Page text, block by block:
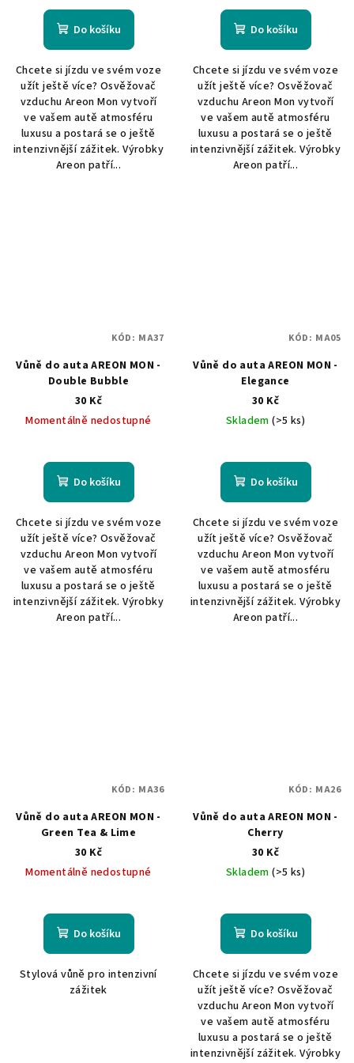
Do košíku
Chcete si jízdu ve svém voze
užít ještě více? Osvěžovač
vzduchu Areon Mon vytvoří
ve vašem autě atmosféru
luxusu a postará se o ještě
intenzivnější zážitek. Výrobky
Areon patří...
Do košíku
Chcete si jízdu ve svém voze
užít ještě více? Osvěžovač
vzduchu Areon Mon vytvoří
ve vašem autě atmosféru
luxusu a postará se o ještě
intenzivnější zážitek. Výrobky
Areon patří...
Vůně do auta AREON MON -
Double Bubble
30 Kč
Momentálně nedostupné
Do košíku
Chcete si jízdu ve svém voze
užít ještě více? Osvěžovač
vzduchu Areon Mon vytvoří
ve vašem autě atmosféru
luxusu a postará se o ještě
intenzivnější zážitek. Výrobky
Areon patří...
KÓD: MA37
Vůně do auta AREON MON -
Elegance
30 Kč
Skladem(>5 ks)
Do košíku
Chcete si jízdu ve svém voze
užít ještě více? Osvěžovač
vzduchu Areon Mon vytvoří
ve vašem autě atmosféru
luxusu a postará se o ještě
intenzivnější zážitek. Výrobky
Areon patří...
KÓD: MA05
Vůně do auta AREON MON -
Green Tea & Lime
30 Kč
Momentálně nedostupné
Do košíku
Stylová vůně pro intenzivní
zážitek
KÓD: MA36
Vůně do auta AREON MON -
Cherry
30 Kč
Skladem(>5 ks)
Do košíku
Chcete si jízdu ve svém voze
užít ještě více? Osvěžovač
vzduchu Areon Mon vytvoří
ve vašem autě atmosféru
luxusu a postará se o ještě
intenzivnější zážitek. Výrobky
KÓD: MA26